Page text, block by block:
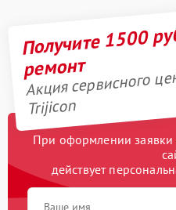
Получите 1500
ремонт
Акция сервисного
Trijicon
При оформлении заявки
действует